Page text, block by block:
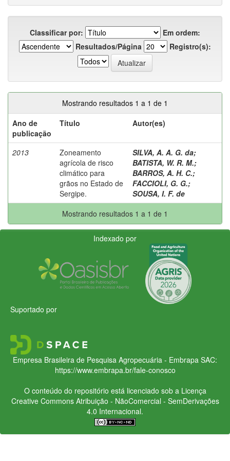
Classificar por:
Em ordem:
Resultados/Página
Registro(s):
Mostrando resultados 1 a 1 de 1
Ano de
publicação
Título Autor(es)
2013
Zoneamento
agrícola de risco
climático para
grãos no Estado de
Sergipe.
SILVA, A. A. G. da;
BATISTA, W. R. M.;
BARROS, A. H. C.;
FACCIOLI, G. G.;
SOUSA, I. F. de
Mostrando resultados 1 a 1 de 1
Indexado por
Suportado por
Empresa Brasileira de Pesquisa Agropecuária - Embrapa SAC:
https://www.embrapa.br/fale-conosco
O conteúdo do repositório está licenciado sob a Licença
Creative CommonsAtribuição - NãoComercial - SemDerivações
4.0 Internacional.